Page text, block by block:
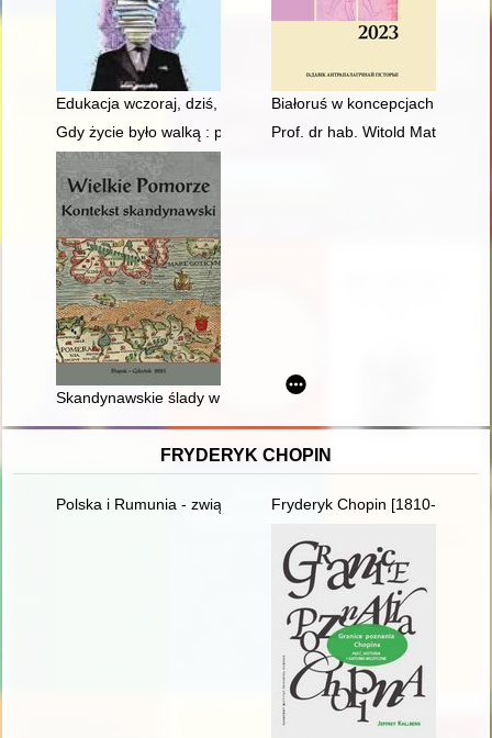
Edukacja wczoraj, dziś, jutro
Białoruś w koncepcjach
Gdy życie było walką : podpułkownik Józef Maciołek (1900-
Prof. dr hab. Witold
Skandynawskie ślady w toponimi Pomorza
FRYDERYK CHOPIN
Polska i Rumunia - związki historyczne i kulturowe -
Fryderyk Chopin [1810-1849].